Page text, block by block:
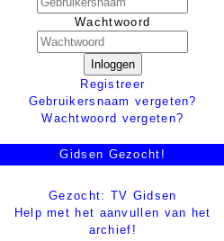
Wachtwoord
Inloggen
Registreer
Gebruikersnaam vergeten?
Wachtwoord vergeten?
Gidsen Gezocht!
Gezocht: TV Gidsen
Help met het aanvullen van het
archief!